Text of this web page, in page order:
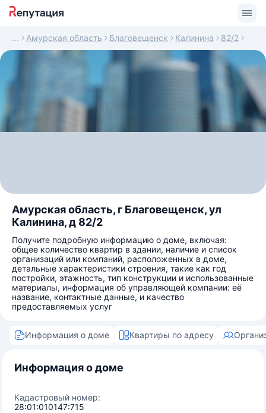
Амурская область Благовещенск Калинина 82/2
Амурская область, г Благовещенск, ул
Калинина, д 82/2
Получите подробную информацию о доме, включая:
общее количество квартир в здании, наличие и список
организаций или компаний, расположенных в доме,
детальные характеристики строения, такие как год
постройки, этажность, тип конструкции и использованные
материалы, информация об управляющей компании: её
название, контактные данные, и качество
предоставляемых услуг
Информация о доме Квартиры по адресу
Информация о доме
Кадастровый номер:
28:01:010147:715